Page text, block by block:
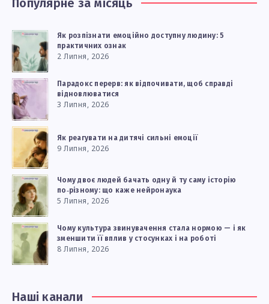
Популярне за місяць
Як розпізнати емоційно доступну людину: 5
практичних ознак
2 Липня, 2026
Парадокс перерв: як відпочивати, щоб справді
відновлюватися
3 Липня, 2026
Як реагувати на дитячі сильні емоції
9 Липня, 2026
Чому двоє людей бачать одну й ту саму історію
по‑різному: що каже нейронаука
5 Липня, 2026
Чому культура звинувачення стала нормою — і як
зменшити її вплив у стосунках і на роботі
8 Липня, 2026
Наші канали